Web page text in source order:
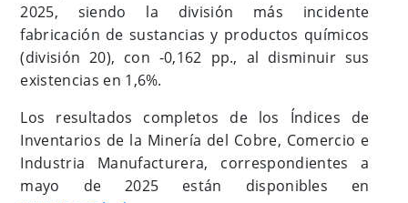
2025, siendo la división más incidente
fabricación de sustancias y productos químicos
(división 20), con -0,162 pp., al disminuir sus
existencias en 1,6%.
Los resultados completos de los Índices de
Inventarios de la Minería del Cobre, Comercio e
Industria Manufacturera, correspondientes a
mayo de 2025 están disponibles en